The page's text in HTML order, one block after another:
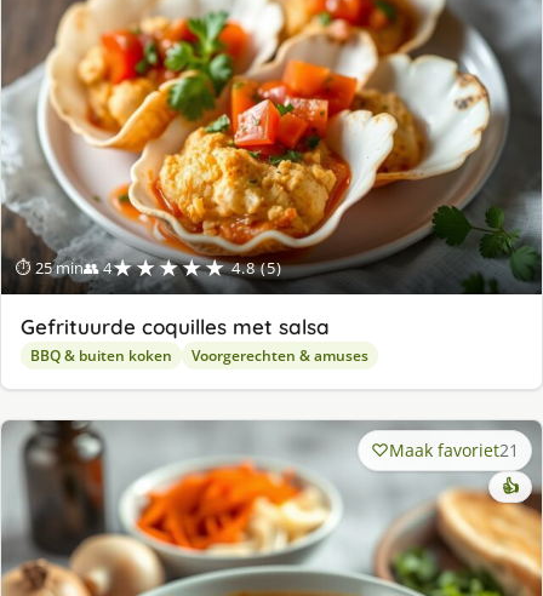
⏱ 25 min👥 4★★★★★ 4.8 (5)
Gefrituurde coquilles met salsa
BBQ & buiten koken Voorgerechten & amuses
Maak favoriet21
👍